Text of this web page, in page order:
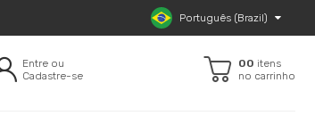
Português (Brazil)
Entre ou
Cadastre-se
00 itens
no carrinho